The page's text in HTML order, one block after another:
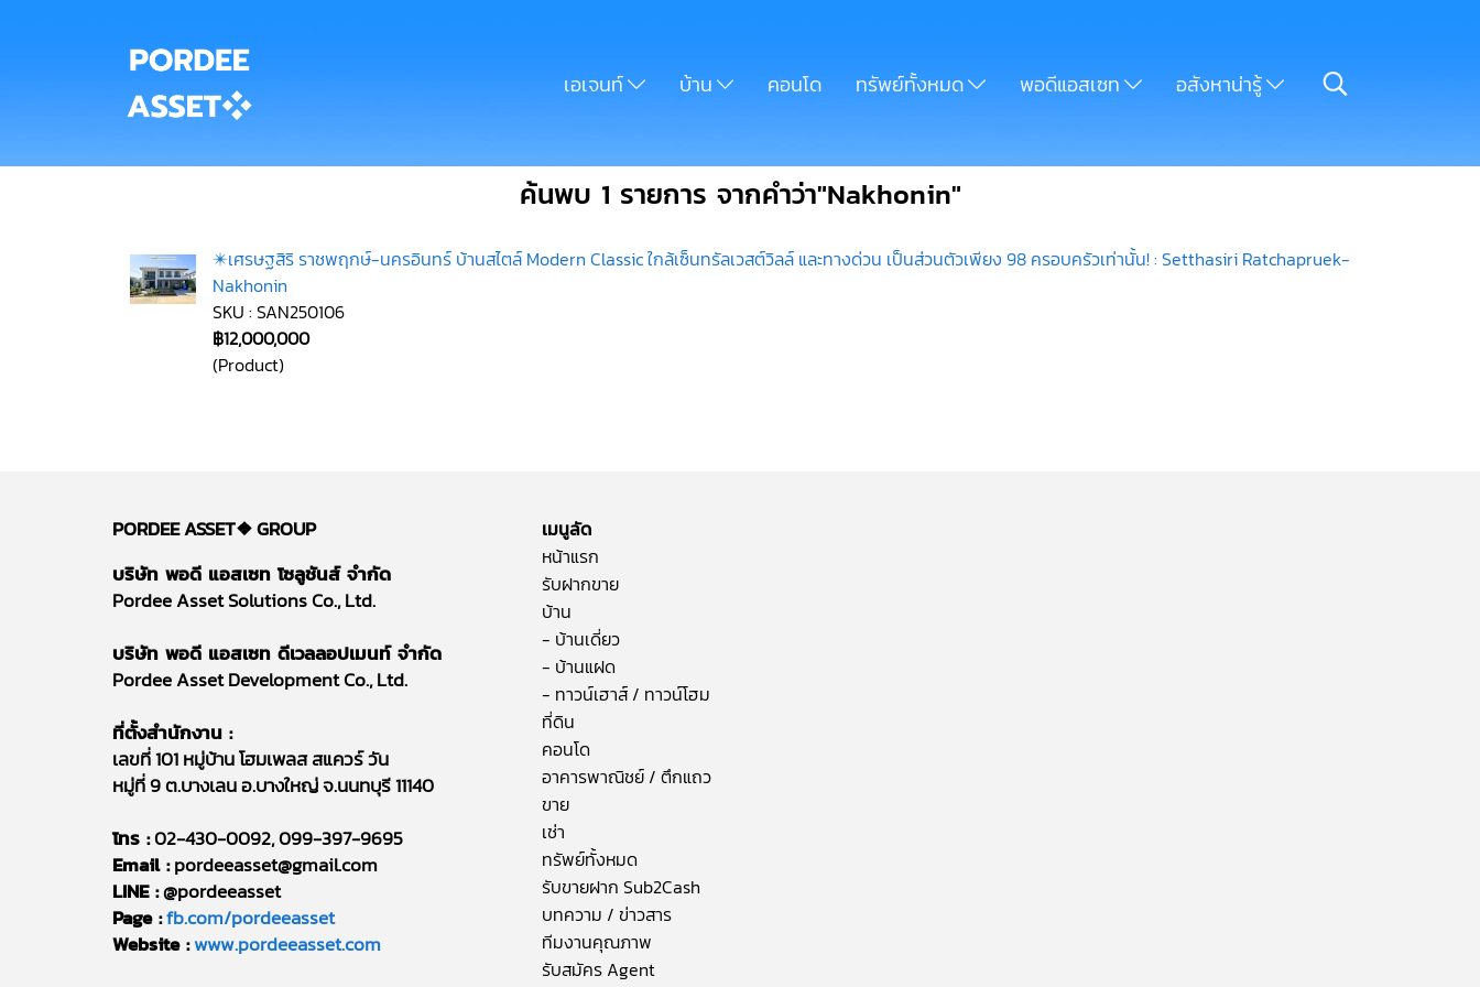
เอเจนท์ บ้าน คอนโด ทรัพย์ทั้งหมด พอดีแอสเซท อสังหาน่ารู้
ค้นพบ 1 รายการ จากคำว่า"Nakhonin"
✴️เศรษฐสิริ ราชพฤกษ์-นครอินทร์ บ้านสไตล์ Modern Classic ใกล้เซ็นทรัลเวสต์วิลล์ และทางด่วน เป็นส่วนตัวเพียง 98 ครอบครัวเท่านั้น! : Setthasiri Ratchapruek-
Nakhonin
SKU : SAN250106
฿12,000,000
(Product)
PORDEE ASSET❖GROUP
บริษัท พอดี แอสเซท โซลูชันส์ จำกัด
Pordee Asset Solutions Co., Ltd.
บริษัท พอดี แอสเซท ดีเวลลอปเมนท์ จำกัด
Pordee Asset Development Co., Ltd.
ที่ตั้งสำนักงาน :
เลขที่ 101 หมู่บ้าน โฮมเพลส สแควร์ วัน
หมู่ที่ 9 ต.บางเลน อ.บางใหญ่ จ.นนทบุรี 11140
โทร :02-430-0092, 099-397-9695
Email :pordeeasset@gmail.com
LINE :@pordeeasset
Page :fb.com/pordeeasset
Website :www.pordeeasset.com
เมนูลัด
หน้าแรก
รับฝากขาย
บ้าน
- บ้านเดี่ยว
- บ้านแฝด
- ทาวน์เฮาส์ / ทาวน์โฮม
ที่ดิน
คอนโด
อาคารพาณิชย์ / ตึกแถว
ขาย
เช่า
ทรัพย์ทั้งหมด
รับขายฝาก Sub2Cash
บทความ / ข่าวสาร
ทีมงานคุณภาพ
รับสมัคร Agent